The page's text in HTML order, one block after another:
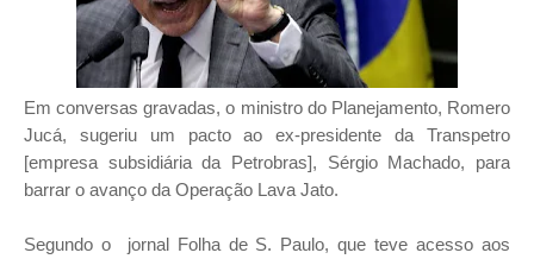
Em conversas gravadas, o ministro do Planejamento, Romero
Jucá, sugeriu um pacto ao ex-presidente da Transpetro
[empresa subsidiária da Petrobras], Sérgio Machado, para
barrar o avanço da Operação Lava Jato.
Segundo o jornal Folha de S. Paulo, que teve acesso aos